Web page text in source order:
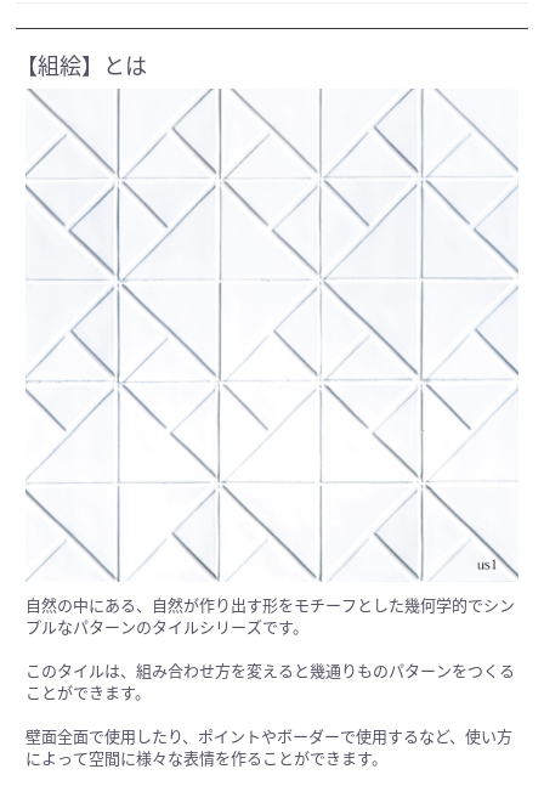
【組絵】とは
自然の中にある、自然が作り出す形をモチーフとした幾何学的でシン
プルなパターンのタイルシリーズです。
このタイルは、組み合わせ方を変えると幾通りものパターンをつくる
ことができます。
壁面全面で使用したり、ポイントやボーダーで使用するなど、使い方
によって空間に様々な表情を作ることができます。